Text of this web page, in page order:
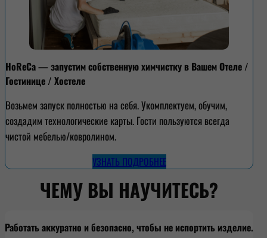
HoReCa — запустим собственную химчистку в Вашем Отеле /
Гостинице / Хостеле
Возьмем запуск полностью на себя. Укомплектуем, обучим,
создадим технологические карты. Гости пользуются всегда
чистой мебелью/ковролином.
УЗНАТЬ ПОДРОБНЕЕ
ЧЕМУ ВЫ НАУЧИТЕСЬ?
Работать аккуратно и безопасно, чтобы не испортить изделие.